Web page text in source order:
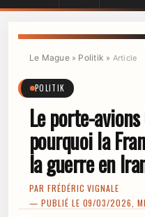
Le Mague» Politik » Article
POLITIK
Le porte-
pourquoi la
la guerre en
PAR FRÉDÉRIC VIGNALE
— PUBLIÉ LE 09/03/2026,